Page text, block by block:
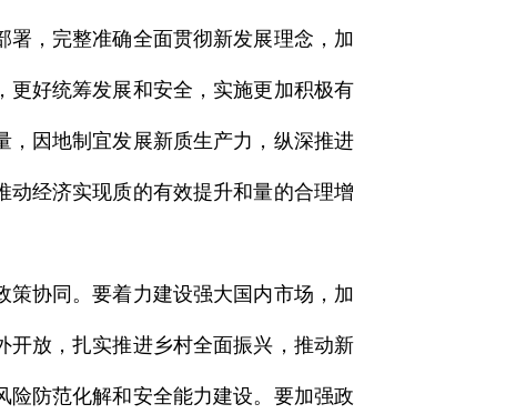
，完整准确全面贯彻新发展理念，加
好统筹发展和安全，实施更加积极有
，因地制宜发展新质生产力，纵深推进
经济实现质的有效提升和量的合理增
协同。要着力建设强大国内市场，加
开放，扎实推进乡村全面振兴，推动新
防范化解和安全能力建设。要加强政